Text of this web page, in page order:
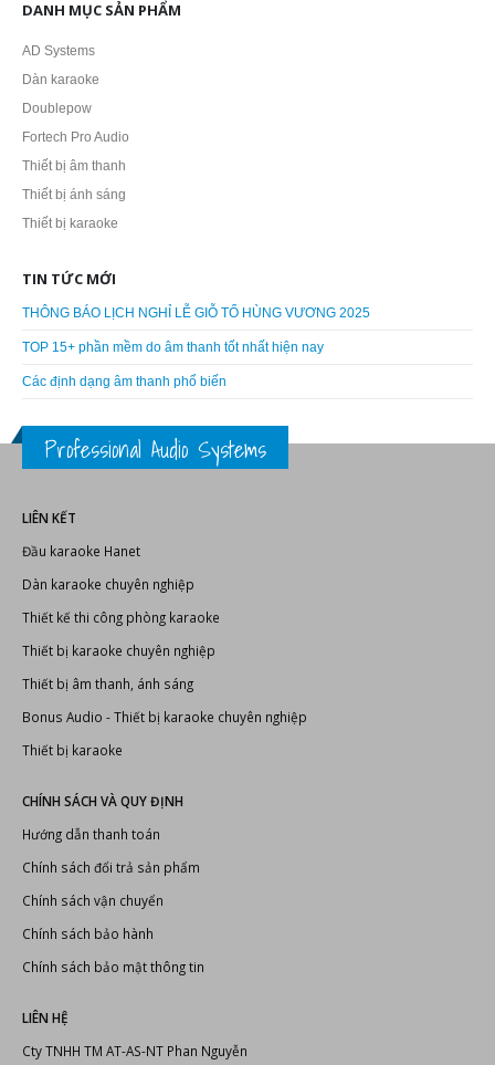
AD Systems
Dàn karaoke
Fortech Pro Audio
Thiết bị âm thanh
Thiết bị ánh sáng
TIN TỨC MỚI
THÔNG BÁO LỊCH NGHỈ LỄ GIỖ TỔ HÙNG VƯƠNG 2025
Các định dạng âm thanh phổ biến
Professional Audio Systems
LIÊN KẾT
Đầu karaoke Hanet
Dàn karaoke chuyên nghiệp
Thiết kế thi công phòng karaoke
Thiết bị karaoke chuyên nghiệp
Thiết bị âm thanh, ánh sáng
Bonus Audio- Thiết bị karaoke chuyên nghiệp
Thiết bị karaoke
CHÍNH SÁCH VÀ QUY ĐỊNH
Hướng dẫn thanh toán
Chính sách đổi trả sản phẩm
Chính sách vận chuyển